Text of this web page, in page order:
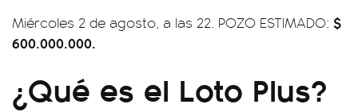
Miércoles 2 de agosto, a las 22. POZO ESTIMADO: $
600.000.000.
¿Qué es el Loto Plus?